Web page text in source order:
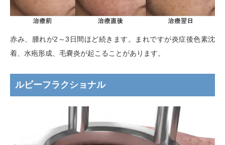
赤み、腫れが2～3日間ほど続きます。まれですが炎症後色素沈
着、水疱形成、毛嚢炎が起こることがあります。
ルビーフラクショナル